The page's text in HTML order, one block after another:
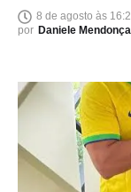
8 de agosto às
por Daniele Mendonça